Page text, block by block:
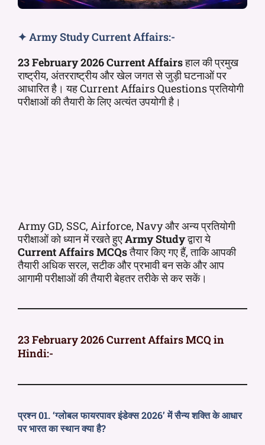
✦ Army Study Current Affairs:-
23February 2026 Current Affairsहाल की प्रमुख
राष्ट्रीय, अंतरराष्ट्रीय और खेल जगत से जुड़ी घटनाओं पर
आधारित है। यह Current Affairs Questions प्रतियोगी
परीक्षाओं की तैयारी के लिए अत्यंत उपयोगी है।
Army GD, SSC, Airforce, Navy और अन्य प्रतियोगी
परीक्षाओं को ध्यान में रखते हुएArmy Studyद्वारा ये
Current Affairs MCQsतैयार किए गए हैं, ताकि आपकी
तैयारी अधिक सरल, सटीक और प्रभावी बन सके और आप
आगामी परीक्षाओं की तैयारी बेहतर तरीके से कर सकें।
23 February 2026 Current Affairs MCQ in
Hindi:-
प्रश्न 01. ‘ग्लोबल फायरपावर इंडेक्स 2026’ में सैन्य शक्ति के आधार
पर भारत का स्थान क्या है?